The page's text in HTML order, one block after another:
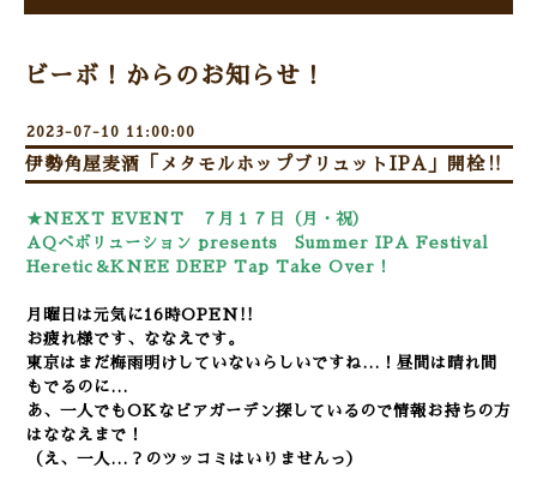
ビーボ！からのお知らせ！
2023-07-10 11:00:00
伊勢角屋麦酒「メタモルホップブリュットIPA」開栓‼
★NEXT EVENT
７月１７日（月・祝）
AQベボリューション presents Summer IPA Festival
Heretic＆KNEE DEEP Tap Take Over！
月曜日は元気に16時OPEN!!
お疲れ様です、ななえです。
東京はまだ梅雨明けしていないらしいですね…！昼間は晴れ間
もでるのに…
あ、一人でもOKなビアガーデン探しているので情報お持ちの方
はななえまで！
（え、一人…？のツッコミはいりませんっ）